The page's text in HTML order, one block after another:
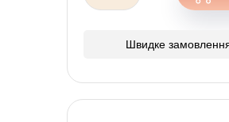
Швидке